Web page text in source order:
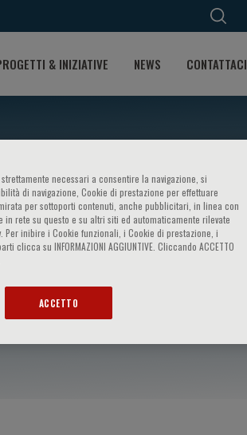
& INIZIATIVE NEWS CONTATTACI
necessari a consentire la navigazione, si
di navigazione, Cookie di prestazione per effettuare
per sottoporti contenuti, anche pubblicitari, in linea con
rete su questo e su altri siti ed automaticamente rilevate
inibire i Cookie funzionali, i Cookie di prestazione, i
su INFORMAZIONI AGGIUNTIVE. Cliccando ACCETTO
ACCETTO